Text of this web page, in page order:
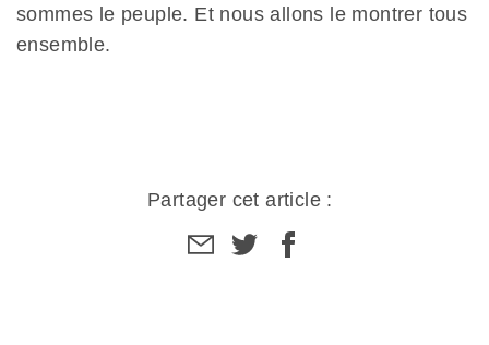
sommes le peuple. Et nous allons le montrer tous
ensemble.
Partager cet article :
PartagerPartagerPartager
sur